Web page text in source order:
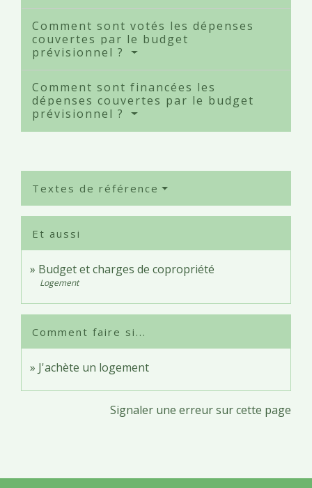
Comment sont votés les dépenses
couvertes par le budget
prévisionnel ?
Comment sont financées les
dépenses couvertes par le budget
prévisionnel ?
Textes de référence
Et aussi
Budget et charges de copropriété
Logement
Comment faire si...
J'achète un logement
Signaler une erreur sur cette page